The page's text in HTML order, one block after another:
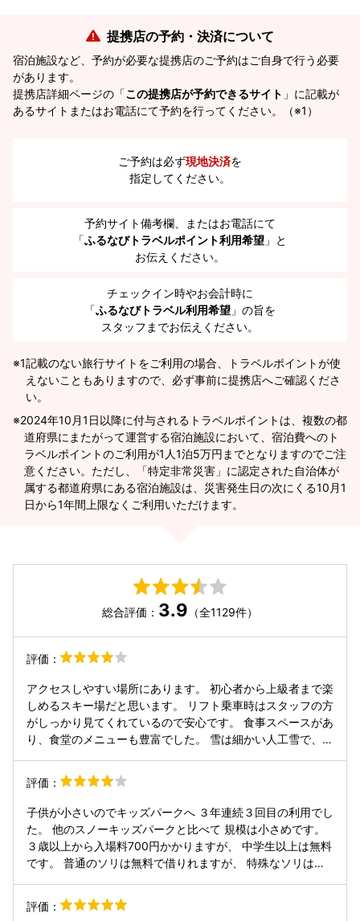
提携店の予約・決済について
宿泊施設など、予約が必要な提携店のご予約はご自身で行う必要
があります。
提携店詳細ページの「この提携店が予約できるサイト 」に記載が
あるサイトまたはお電話にて予約を行ってください。（※1）
ご予約は必ず現地決済を
指定してください。
予約サイト備考欄、またはお電話にて
「ふるなびトラベルポイント利用希望 」と
お伝えください。
チェックイン時やお会計時に
「ふるなびトラベル利用希望 」の旨を
スタッフまでお伝えください。
※1記載のない旅行サイトをご利用の場合、トラベルポイントが使
えないこともありますので、必ず事前に提携店へご確認くださ
い。
2024年10月1日以降に付与されるトラベルポイントは、複数の都
道府県にまたがって運営する宿泊施設において、宿泊費へのト
ラベルポイントのご利用が1人1泊5万円までとなりますのでご注
意ください。ただし、「特定非常災害」に認定された自治体が
属する都道府県にある宿泊施設は、災害発生日の次にくる10月1
日から1年間上限なくご利用いただけます。
総合評価： 3.9 （全1129件）
評価：
アクセスしやすい場所にあります。 初心者から上級者まで楽
しめるスキー場だと思います。 リフト乗車時はスタッフの方
がしっかり見てくれているので安心です。 食事スペースがあ
り、食堂のメニューも豊富でした。 雪は細かい人工雪で、コ
いると感じられ、安心して利用できました。
評価：
子供が小さいのでキッズパークへ ３年連続３回目の利用でし
た。 他のスノーキッズパークと比べて 規模は小さめです。
３歳以上から入場料700円かかりますが、 中学生以上は無料
です。 普通のソリは無料で借りれますが、 特殊なソリは別
した。 登って滑り降りる子、登りきれず落ちてくる子がいる
評価：